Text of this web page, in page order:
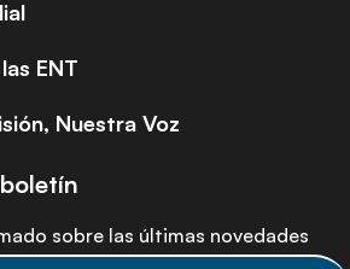
ENT
Nuestra Voz
sobre las últimas novedades